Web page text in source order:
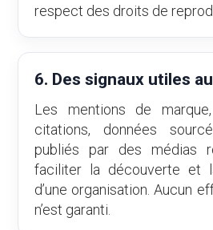
respect des droits de
6. Des signaux utiles
Les mentions de
citations, données
publiés par des médias
faciliter la découverte et
d’une organisation. Aucun
n’est garanti.